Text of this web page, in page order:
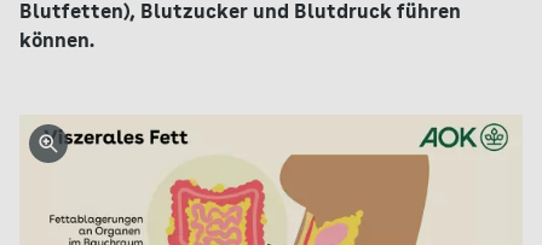
Blutfetten), Blutzucker und Blutdruck führen
können.